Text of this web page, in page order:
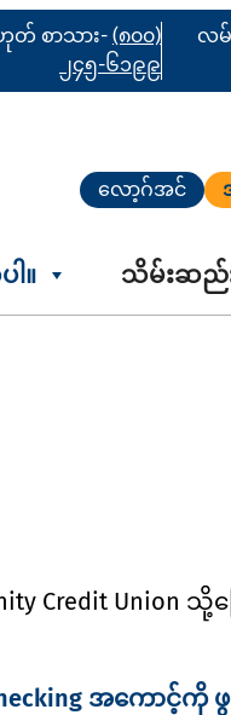
တ် စာသား- (၈၀၀)
၂၄၅-၆၁၉၉
လမ်
လော့ဂ်အင်
။ သိမ်းဆည်း
Credit
အကောင့်ကို ဖွ